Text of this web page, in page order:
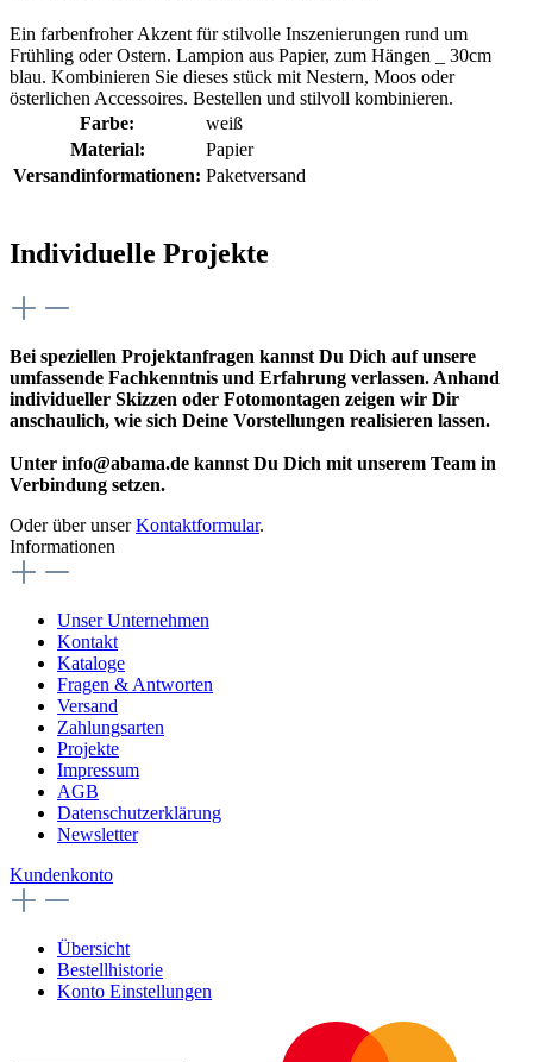
Ein farbenfroher Akzent für stilvolle Inszenierungen rund um
Frühling oder Ostern. Lampion aus Papier, zum Hängen _ 30cm
blau. Kombinieren Sie dieses stück mit Nestern, Moos oder
österlichen Accessoires. Bestellen und stilvoll kombinieren.
Farbe:
weiß
Material:
Papier
Versandinformationen: Paketversand
Individuelle Projekte
Bei speziellen Projektanfragen kannst Du Dich auf unsere
umfassende Fachkenntnis und Erfahrung verlassen. Anhand
individueller Skizzen oder Fotomontagen zeigen wir Dir
anschaulich, wie sich Deine Vorstellungen realisieren lassen.
Unter info@abama.de kannst Du Dich mit unserem Team in
Verbindung setzen.
Oder über unserKontaktformular.
Informationen
Unser Unternehmen
Kontakt
Kataloge
Fragen & Antworten
Versand
Zahlungsarten
Projekte
Impressum
AGB
Datenschutzerklärung
Newsletter
Kundenkonto
Übersicht
Bestellhistorie
Konto Einstellungen